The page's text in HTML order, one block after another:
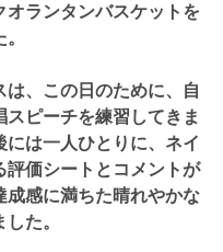
オランタンバスケットを
は、この日のために、自
スピーチを練習してきま
には一人ひとりに、ネイ
評価シートとコメントが
成感に満ちた晴れやかな
た。